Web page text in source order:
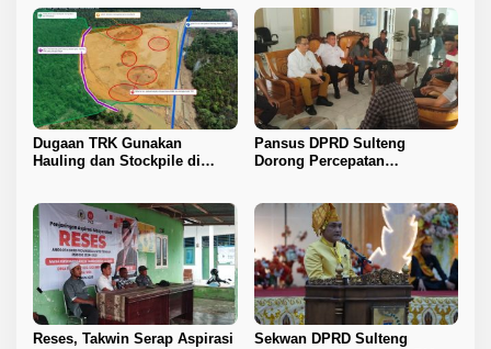
Dugaan TRK Gunakan
Hauling dan Stockpile di
Pansus DPRD Sulteng
Dorong Percepatan
Reses, Takwin Serap Aspirasi
Sekwan DPRD Sulteng